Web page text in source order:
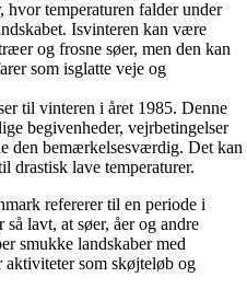
temperaturen falder under
Isvinteren kan være
og frosne søer, men den kan
som isglatte veje og
til vinteren i året 1985. Denne
begivenheder, vejrbetingelser
den bemærkelsesværdig. Det kan
drastisk lave temperaturer.
refererer til en periode i
lavt, at søer, åer og andre
smukke landskaber med
som skøjteløb og